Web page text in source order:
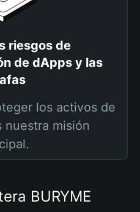
riesgos de
de dApps y las
los activos de
nuestra misión
BURYME